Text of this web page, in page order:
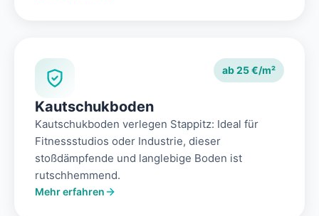
ab 25 €/m²
Kautschukboden
Kautschukboden verlegen Stappitz: Ideal für
Fitnessstudios oder Industrie, dieser
stoßdämpfende und langlebige Boden ist
rutschhemmend.
Mehr erfahren